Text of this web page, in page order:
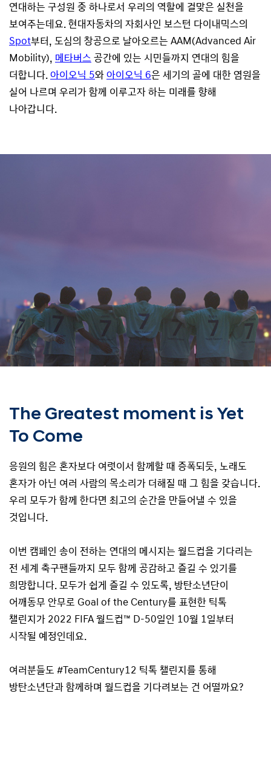
연대하는 구성원 중 하나로서 우리의 역할에 걸맞은 실천을
보여주는데요. 현대자동차의 자회사인 보스턴 다이내믹스의
Spot부터, 도심의 창공으로 날아오르는 AAM(Advanced Air
Mobility), 메타버스 공간에 있는 시민들까지 연대의 힘을
더합니다.아이오닉 5와아이오닉 6은 세기의 골에 대한 염원을
실어 나르며 우리가 함께 이루고자 하는 미래를 향해
나아갑니다.
The Greatest moment is Yet
To Come
응원의 힘은 혼자보다 여럿이서 함께할 때 증폭되듯, 노래도
혼자가 아닌 여러 사람의 목소리가 더해질 때 그 힘을 갖습니다.
우리 모두가 함께 한다면 최고의 순간을 만들어낼 수 있을
것입니다.
이번 캠페인 송이 전하는 연대의 메시지는 월드컵을 기다리는
전 세계 축구팬들까지 모두 함께 공감하고 즐길 수 있기를
희망합니다. 모두가 쉽게 즐길 수 있도록, 방탄소년단이
어깨동무 안무로 Goal of the Century를 표현한 틱톡
챌린지가 2022 FIFA 월드컵™ D-50일인 10월 1일부터
시작될 예정인데요.
여러분들도 #TeamCentury12 틱톡 챌린지를 통해
방탄소년단과 함께하며 월드컵을 기다려보는 건 어떨까요?